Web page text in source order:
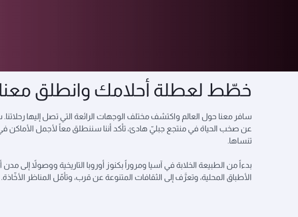
خطّط لعطلة أحلامك وانطلق
سافر معنا حول العالم واكتشف مختلف الوجهات الرائعة التي تصل إليها
عن صخب الحياة في منتجع جبليّ هادئ، تأكد أننا سننطلق معاً لأجمل الأماكن
تنساها.
بدءاً من الطبيعة الخلابة في آسيا ومروراً بكنوز أوروبا التاريخية ووصولاً إلى
الأطباق المحلية، وتعرَّف إلى الثقافات المتنوعة عن قرب، وتأمّل المناظر الأخّاذة.